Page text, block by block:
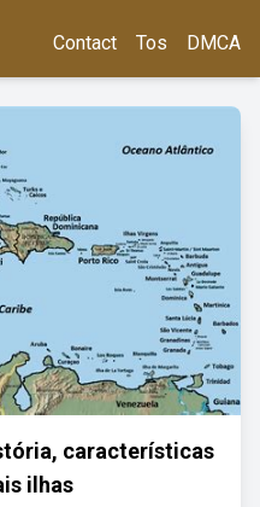
Contact Tos DMCA
características
ilhas